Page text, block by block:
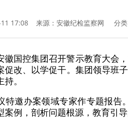
17:08 来源： 安徽纪检监察网 分类
徽国控集团召开警示教育大会
促改、以学促干。集团领导班
。
特邀办案领域专家作专题报告
案例，剖析问题根源，教育引